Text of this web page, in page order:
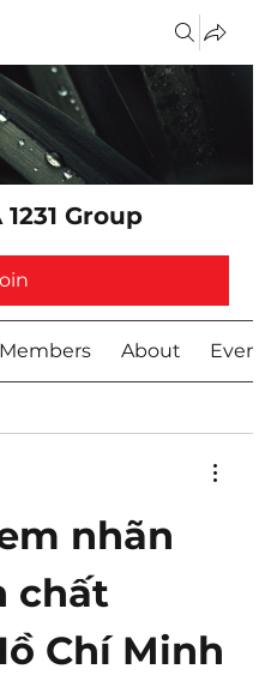
Group
Members About Events
nhãn
chất
Chí Minh